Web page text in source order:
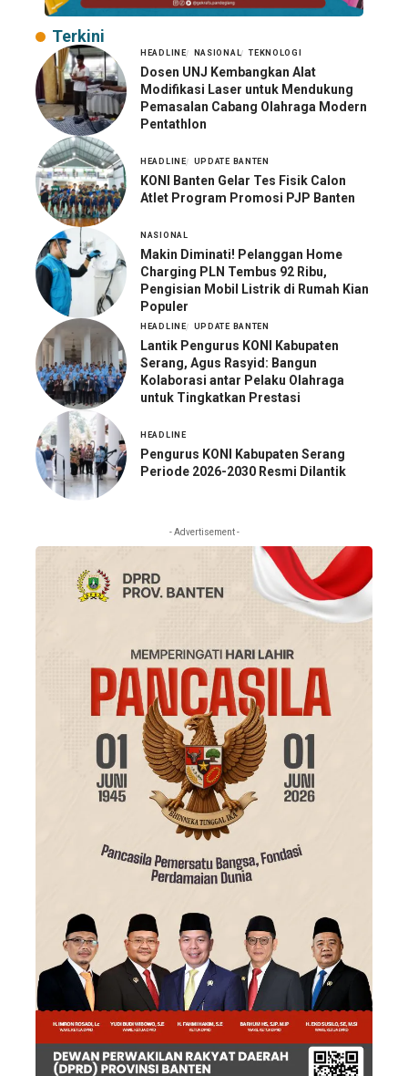
Terkini
HEADLINE NASIONAL TEKNOLOGI
Dosen UNJ Kembangkan Alat
Modifikasi Laser untuk Mendukung
Pemasalan Cabang Olahraga Modern
Pentathlon
HEADLINE UPDATE BANTEN
KONI Banten Gelar Tes Fisik Calon
Atlet Program Promosi PJP Banten
NASIONAL
Makin Diminati! Pelanggan Home
Charging PLN Tembus 92 Ribu,
Pengisian Mobil Listrik di Rumah Kian
Populer
HEADLINE UPDATE BANTEN
Lantik Pengurus KONI Kabupaten
Serang, Agus Rasyid: Bangun
Kolaborasi antar Pelaku Olahraga
untuk Tingkatkan Prestasi
HEADLINE
Pengurus KONI Kabupaten Serang
Periode 2026-2030 Resmi Dilantik
- Advertisement -